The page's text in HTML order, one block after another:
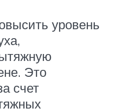
уровень
Это
счет